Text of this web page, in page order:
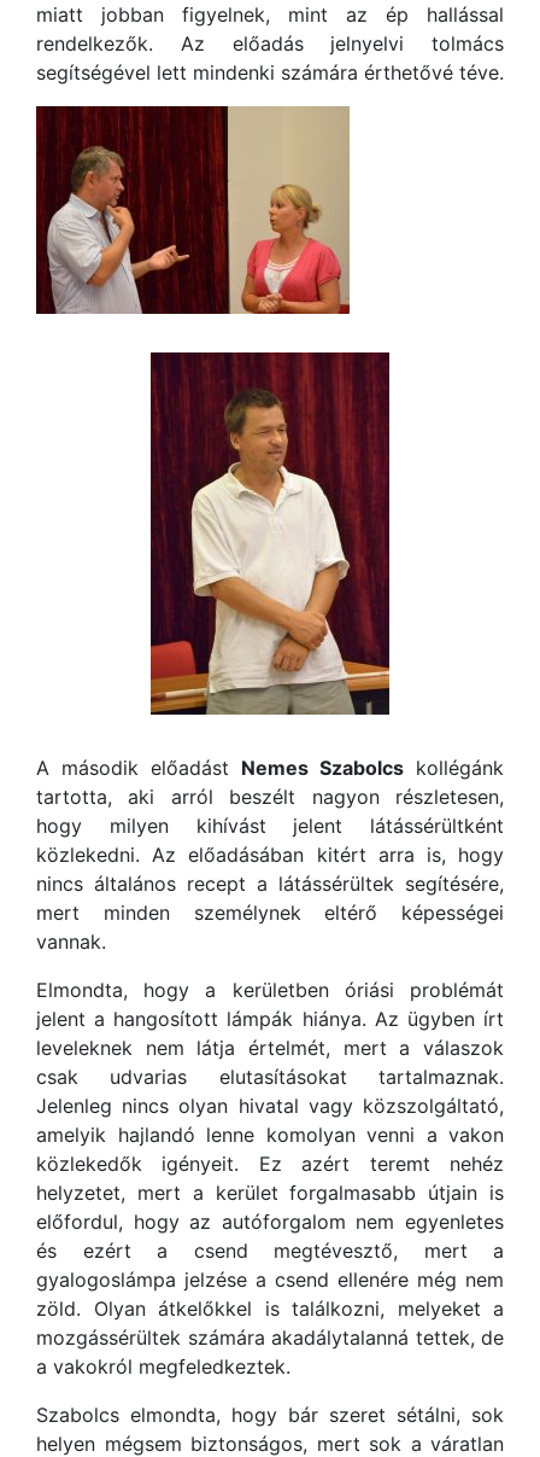
miatt jobban figyelnek, mint az ép hallással
rendelkezők. Az előadás jelnyelvi tolmács
segítségével lett mindenki számára érthetővé téve.
A második előadást Nemes Szabolcs kollégánk
tartotta, aki arról beszélt nagyon részletesen,
hogy milyen kihívást jelent látássérültként
közlekedni. Az előadásában kitért arra is, hogy
nincs általános recept a látássérültek segítésére,
mert minden személynek eltérő képességei
vannak.
Elmondta, hogy a kerületben óriási problémát
jelent a hangosított lámpák hiánya. Az ügyben írt
leveleknek nem látja értelmét, mert a válaszok
csak udvarias elutasításokat tartalmaznak.
Jelenleg nincs olyan hivatal vagy közszolgáltató,
amelyik hajlandó lenne komolyan venni a vakon
közlekedők igényeit. Ez azért teremt nehéz
helyzetet, mert a kerület forgalmasabb útjain is
előfordul, hogy az autóforgalom nem egyenletes
és ezért a csend megtévesztő, mert a
gyalogoslámpa jelzése a csend ellenére még nem
zöld. Olyan átkelőkkel is találkozni, melyeket a
mozgássérültek számára akadálytalanná tettek, de
a vakokról megfeledkeztek.
Szabolcs elmondta, hogy bár szeret sétálni, sok
helyen mégsem biztonságos, mert sok a váratlan